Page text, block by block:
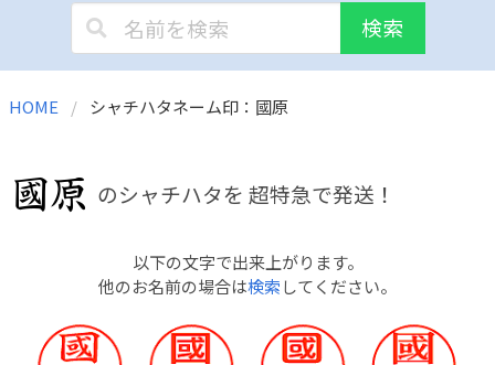
検索
HOME シャチハタネーム印：國原
のシャチハタを 超特急で発送！
以下の文字で出来上がります。
他のお名前の場合は検索してください。